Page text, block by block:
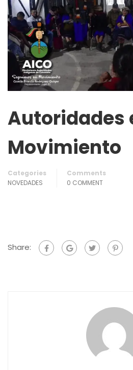
Autoridades
Movimiento
Categories
NOVEDADES
Comments
0 COMMENT
Share: